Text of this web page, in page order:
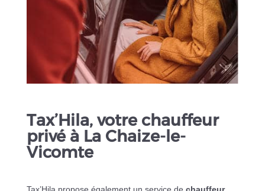
Tax’Hila, votre chauffeur
privé à La Chaize-le-
Vicomte